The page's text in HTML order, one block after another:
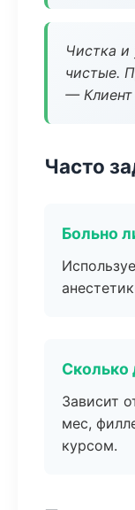
Чистка
чистые.
— Клиент
Часто
Больно
Сколько
Зависит
мес,
курсом.